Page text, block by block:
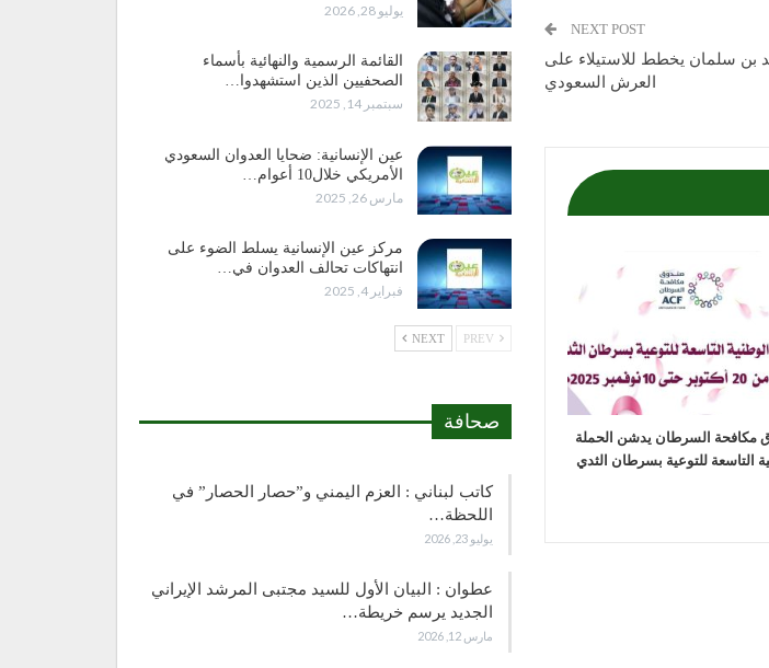
NEXT POST
بن سلمان يخطط للاستيلاء على
العرش السعودي
مكافحة السرطان يدشن الحملة
التاسعة للتوعية بسرطان الثدي
يوليو 28, 2026
القائمة الرسمية والنهائية بأسماء
الصحفيين الذين استشهدوا…
سبتمبر 14, 2025
عين الإنسانية: ضحايا العدوان السعودي
الأمريكي خلال10 أعوام…
مارس 26, 2025
مركز عين الإنسانية يسلط الضوء على
انتهاكات تحالف العدوان في…
فبراير 4, 2025
NEXT
صحافة
كاتب لبناني : العزم اليمني و”حصار الحصار” في
اللحظة…
يوليو 23, 2026
عطوان : البيان الأول للسيد مجتبى المرشد الإيراني
الجديد يرسم خريطة…
مارس 12, 2026